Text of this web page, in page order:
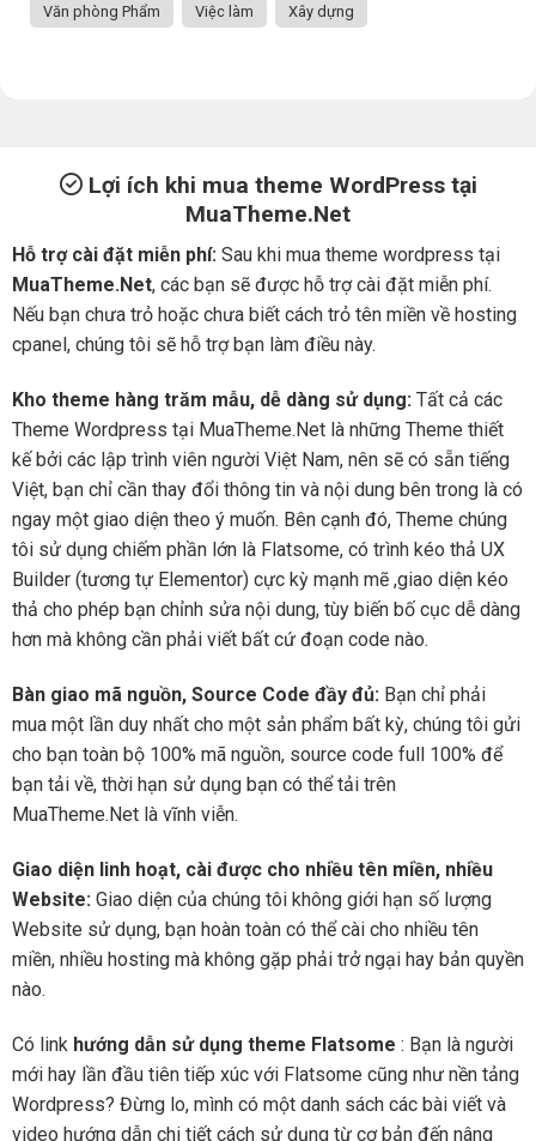
Văn phòng Phẩm Việc làm Xây dựng
Lợi ích khi mua theme WordPress tại
MuaTheme.Net
Hỗ trợ cài đặt miễn phí: Sau khi mua theme wordpress tại
MuaTheme.Net, các bạn sẽ được hỗ trợ cài đặt miễn phí.
Nếu bạn chưa trỏ hoặc chưa biết cách trỏ tên miền về hosting
cpanel, chúng tôi sẽ hỗ trợ bạn làm điều này.
Kho theme hàng trăm mẫu, dễ dàng sử dụng: Tất cả các
Theme Wordpress tại MuaTheme.Net là những Theme thiết
kế bởi các lập trình viên người Việt Nam, nên sẽ có sẵn tiếng
Việt, bạn chỉ cần thay đổi thông tin và nội dung bên trong là có
ngay một giao diện theo ý muốn. Bên cạnh đó, Theme chúng
tôi sử dụng chiếm phần lớn là Flatsome, có trình kéo thả UX
Builder (tương tự Elementor) cực kỳ mạnh mẽ ,giao diện kéo
thả cho phép bạn chỉnh sửa nội dung, tùy biến bố cục dễ dàng
hơn mà không cần phải viết bất cứ đoạn code nào.
Bàn giao mã nguồn, Source Code đầy đủ: Bạn chỉ phải
mua một lần duy nhất cho một sản phẩm bất kỳ, chúng tôi gửi
cho bạn toàn bộ 100% mã nguồn, source code full 100% để
bạn tải về, thời hạn sử dụng bạn có thể tải trên
MuaTheme.Net là vĩnh viễn.
Giao diện linh hoạt, cài được cho nhiều tên miền, nhiều
Website: Giao diện của chúng tôi không giới hạn số lượng
Website sử dụng, bạn hoàn toàn có thể cài cho nhiều tên
miền, nhiều hosting mà không gặp phải trở ngại hay bản quyền
nào.
Có link hướng dẫn sử dụng theme Flatsome : Bạn là người
mới hay lần đầu tiên tiếp xúc với Flatsome cũng như nền tảng
Wordpress? Đừng lo, mình có một danh sách các bài viết và
video hướng dẫn chi tiết cách sử dụng từ cơ bản đến nâng